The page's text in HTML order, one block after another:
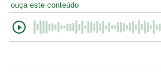
ouça este conteúdo